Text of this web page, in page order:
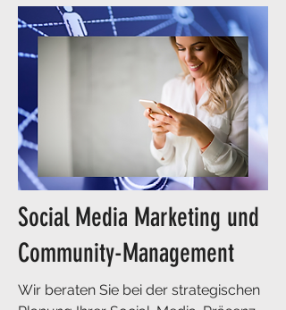
Social Media Marketing und
Community-Management
Wir beraten Sie bei der strategischen